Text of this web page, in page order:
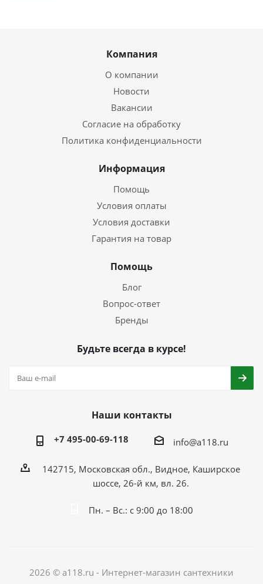
Компания
О компании
Новости
Вакансии
Согласие на обработку
Политика конфиденциальности
Информация
Помощь
Условия оплаты
Условия доставки
Гарантия на товар
Помощь
Блог
Вопрос-ответ
Бренды
Будьте всегда в курсе!
Наши контакты
+7 495-00-69-118 info@a118.ru
142715, Московская обл., Видное, Каширское
шоссе, 26-й км, вл. 26.
Пн. – Вс.: с 9:00 до 18:00
2026 © a118.ru - Интернет-магазин сантехники